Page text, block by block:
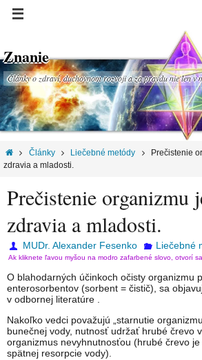
Znanie
Články o zdraví, duchovnom rozvoji a za pravdu nie len v
Články Liečebné metódy
Prečistenie
zdravia a mladosti.
Prečistenie organizmu
zdravia a mladosti.
MUDr. Alexander Fesenko Liečebné
Ak kliknete ľavou myšou na modro zafarbené slovo, otvorí
O blahodarných účinkoch očisty organizmu
enterosorbentov (sorbent = čistič), sa
v odbornej literatúre .
Nakoľko vedci považujú „starnutie
bunečnej vody, nutnosť udržať hrubé črevo
organizmus nevyhnutnosťou (hrubé črevo je
spätnej resorpcie vody).